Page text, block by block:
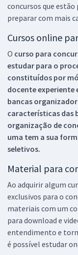
concursos que
preparar com mais
Cursos online
O curso para
estudar para o
constituídos por
docente experiente
bancas
características das
organização de
uma tem a sua
seletivos.
Material para
Ao adquirir algum
exclusivos para o
materiais com um
para download e
entendimento e
é possível estudar